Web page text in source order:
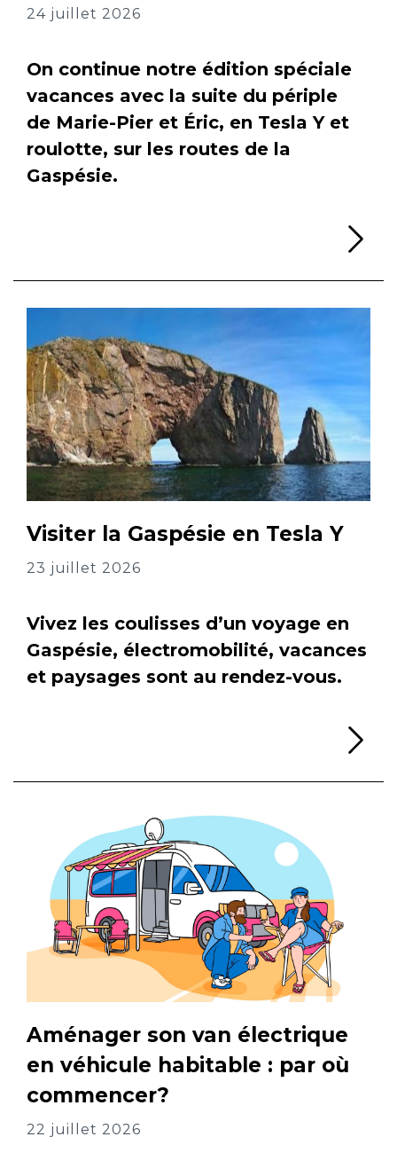
24 juillet 2026
On continue notre édition spéciale
vacances avec la suite du périple
de Marie-Pier et Éric, en Tesla Y et
roulotte, sur les routes de la
Gaspésie.
Visiter la Gaspésie en Tesla Y
23 juillet 2026
Vivez les coulisses d’un voyage en
Gaspésie, électromobilité, vacances
et paysages sont au rendez-vous.
Aménager son van électrique
en véhicule habitable : par où
commencer?
22 juillet 2026